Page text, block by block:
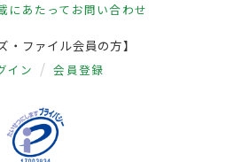
にあたって お問い合わせ
・ファイル会員の方】
イン 会員登録